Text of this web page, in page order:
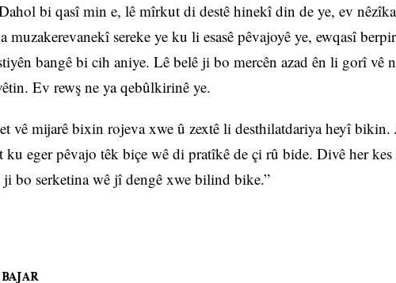
bi qasî min e, lê mîrkut di destê hinekî din de ye, ev
muzakerevanekî sereke ye ku li esasê pêvajoyê ye, ewqasî
bangê bi cih aniye. Lê belê ji bo mercên azad ên li gorî vê
Ev rewş ne ya qebûlkirinê ye.
vê mijarê bixin rojeva xwe û zextê li desthilatdariya heyî bikin.
ku eger pêvajo têk biçe wê di pratîkê de çi rû bide. Divê her
ji bo serketina wê jî dengê xwe bilind bike.”